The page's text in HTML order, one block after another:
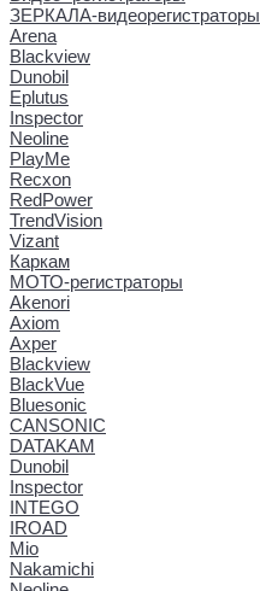
ЗЕРКАЛА-видеорегистраторы
Arena
Blackview
Dunobil
Eplutus
Inspector
Neoline
PlayMe
Recxon
RedPower
TrendVision
Vizant
Каркам
МОТО-регистраторы
Akenori
Axiom
Axper
Blackview
BlackVue
Bluesonic
CANSONIC
DATAKAM
Dunobil
Inspector
INTEGO
IROAD
Mio
Nakamichi